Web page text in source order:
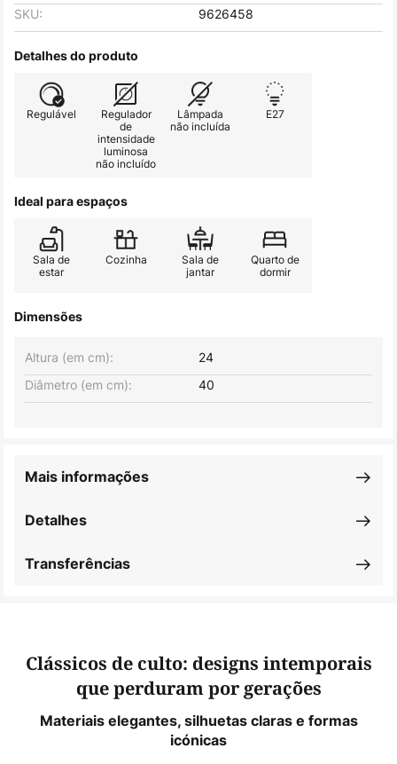
SKU:
9626458
Detalhes do produto
Regulável
Regulador
de
intensidade
luminosa
não incluído
Lâmpada
não incluída
E27
Ideal para espaços
Sala de
estar
Cozinha
Sala de
jantar
Quarto de
dormir
Dimensões
Altura (em cm):
24
Diâmetro (em cm):
40
Detalhes
Mais informações
Transferências
Clássicos de culto: designs intemporais
que perduram por gerações
Materiais elegantes, silhuetas claras e formas
icónicas